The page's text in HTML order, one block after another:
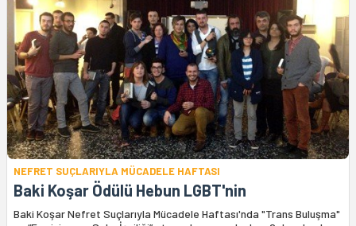
NEFRET SUÇLARIYLA MÜCADELE HAFTASI
Baki Koşar Ödülü Hebun LGBT'nin
Baki Koşar Nefret Suçlarıyla Mücadele Haftası'nda "Trans Buluşma"